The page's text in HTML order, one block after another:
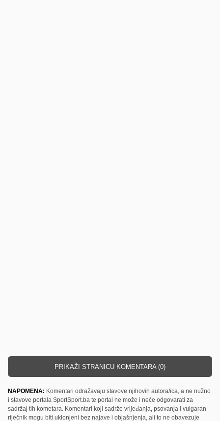
PRIKAŽI STRANICU KOMENTARA (0)
NAPOMENA: Komentari odražavaju stavove njihovih autora/ica, a ne nužno
i stavove portala SportSport.ba te portal ne može i neće odgovarati za
sadržaj tih kometara. Komentari koji sadrže vrijeđanja, psovanja i vulgaran
riječnik mogu biti uklonjeni bez najave i objašnjenja, ali to ne obavezuje